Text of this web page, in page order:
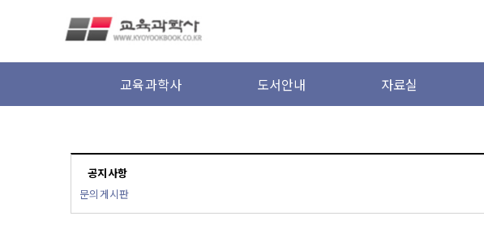
교육과학사 도서안내 자료실
공지사항
문의게시판